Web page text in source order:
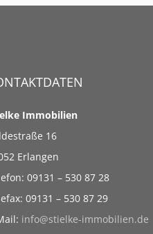
Immobilien
16
Erlangen
09131 – 530 87 28
09131 – 530 87 29
info@stielke-immobilien.de